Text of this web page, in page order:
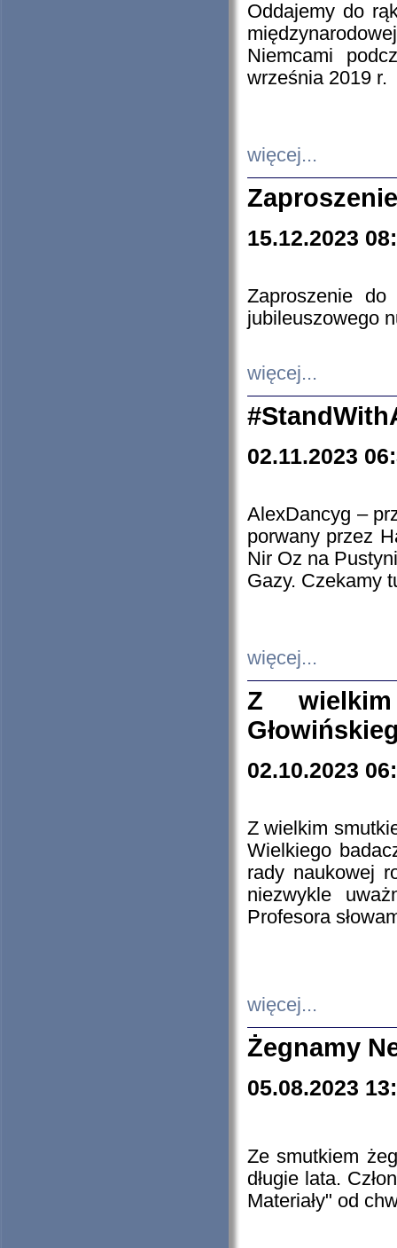
Oddajemy do
Niemcami
września 2019 r.
więcej...
15.12.2023
Zaproszenie do
jubileuszowego
więcej...
02.11.2023
AlexDancyg –
porwany przez
Nir Oz na
Gazy. Czekamy
więcej...
Z
02.10.2023
Z wielkim
Wielkiego
rady naukowej
niezwykle
Profesora
więcej...
Żegnamy
05.08.2023
Ze smutkiem
długie lata.
Materiały" od